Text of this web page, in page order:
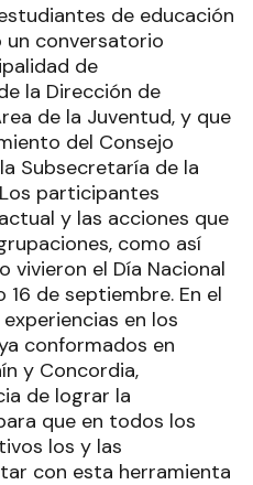
de educación
un conversatorio
de
la Dirección de
de la Juventud, y que
del Consejo
Subsecretaría de la
participantes
y las acciones que
como así
vivieron el Día Nacional
de septiembre. En el
en los
conformados en
y Concordia,
de lograr la
que en todos los
los y las
con esta herramienta